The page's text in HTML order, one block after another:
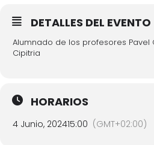
DETALLES DEL EVENTO
Alumnado de los profesores Pavel
Cipitria
HORARIOS
4 Junio, 202415:00 (GMT+02:00)